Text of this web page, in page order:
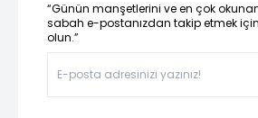
“Günün manşetlerini ve en çok
sabah e-postanızdan takip etmek
olun.”